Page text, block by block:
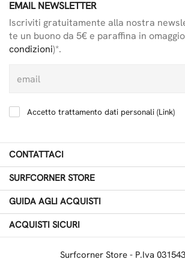
EMAIL NEWSLETTER
Iscriviti gratuitamente alla nostra
te un buono da 5€ e paraffina in
condizioni)*.
Accetto trattamento dati personali (Link)
CONTATTACI
SURFCORNER STORE
GUIDA AGLI ACQUISTI
ACQUISTI SICURI
Surfcorner Store - P.Iva